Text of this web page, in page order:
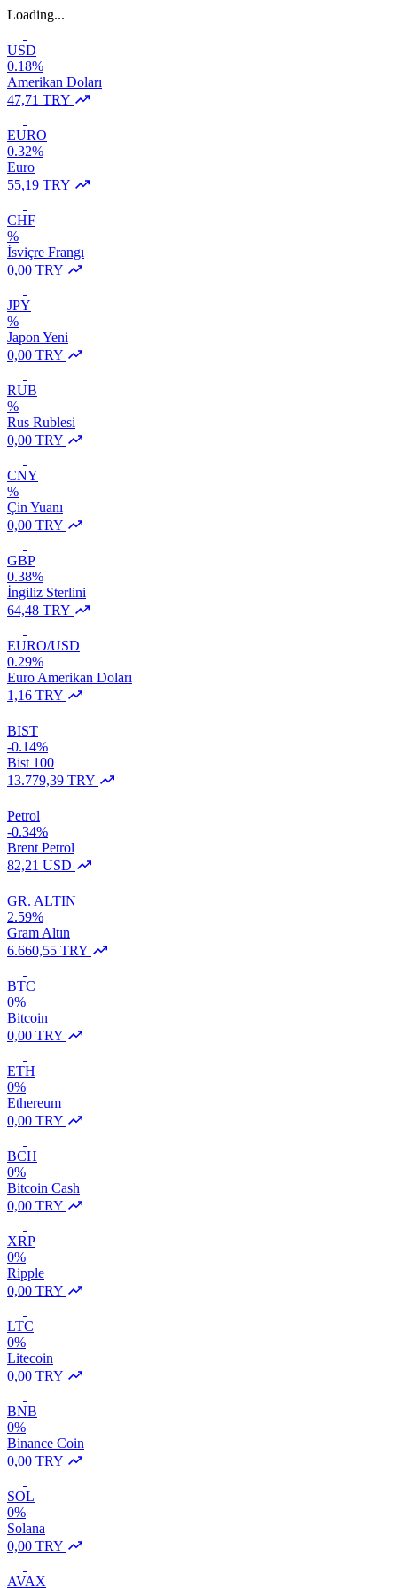
Loading...
USD
0.18%
Amerikan Doları
47,71 TRY
EURO
0.32%
Euro
55,19 TRY
CHF
%
İsviçre Frangı
0,00 TRY
JPY
%
Japon Yeni
0,00 TRY
RUB
%
Rus Rublesi
0,00 TRY
CNY
%
Çin Yuanı
0,00 TRY
GBP
0.38%
İngiliz Sterlini
64,48 TRY
EURO/USD
0.29%
Euro Amerikan Doları
1,16 TRY
BIST
-0.14%
Bist 100
13.779,39 TRY
Petrol
-0.34%
Brent Petrol
82,21 USD
GR. ALTIN
2.59%
Gram Altın
6.660,55 TRY
BTC
0%
Bitcoin
0,00 TRY
ETH
0%
Ethereum
0,00 TRY
BCH
0%
Bitcoin Cash
0,00 TRY
XRP
0%
Ripple
0,00 TRY
LTC
0%
Litecoin
0,00 TRY
BNB
0%
Binance Coin
0,00 TRY
SOL
0%
Solana
0,00 TRY
AVAX